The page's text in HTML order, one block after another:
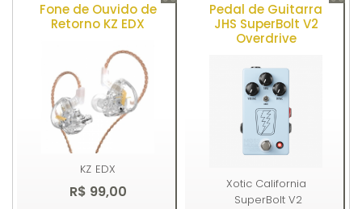
Comprar Comprar
Fone de Ouvido de
Retorno KZ EDX
KZ EDX
R$ 99,00
Pedal de Guitarra
JHS SuperBolt V2
Overdrive
Xotic California
SuperBolt V2